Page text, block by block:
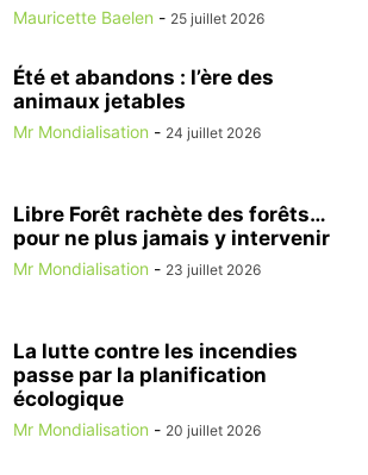
Mauricette Baelen - 25 juillet 2026
Été et abandons : l’ère des
animaux jetables
Mr Mondialisation - 24 juillet 2026
Libre Forêt rachète des forêts…
pour ne plus jamais y intervenir
Mr Mondialisation - 23 juillet 2026
La lutte contre les incendies
passe par la planification
écologique
Mr Mondialisation - 20 juillet 2026